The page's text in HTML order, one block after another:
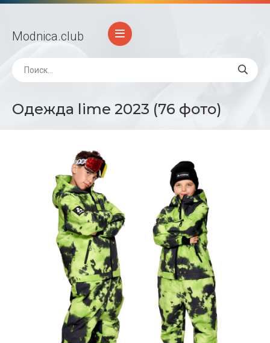
Modnica.club
Одежда lime 2023 (76 фото)